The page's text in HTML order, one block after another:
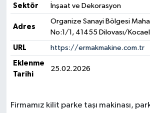
Sektör İnşaat ve Dekorasyon
Adres
Organize Sanayi Bölgesi
No:1/1, 41455 Dilovası/
URL https://ermakmakine.com.tr
Eklenme
Tarihi
25.02.2026
Firmamız kilit parke taşı makinası,